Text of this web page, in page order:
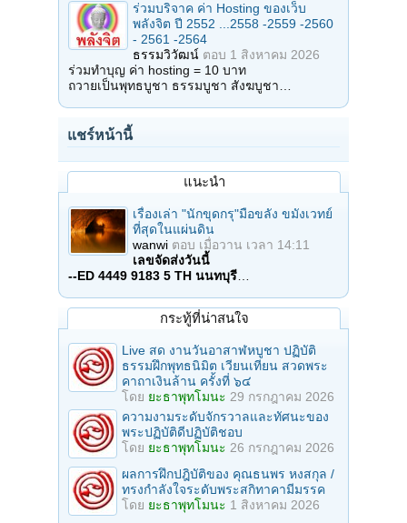
ร่วมบริจาค ค่า Hosting ของเว็บ
พลังจิต ปี 2552 ...2558 -2559 -2560
- 2561 -2564
ธรรมวิวัฒน์ ตอบ 1 สิงหาคม 2026
ร่วมทำบุญ ค่า hosting = 10 บาท
ถวายเป็นพุทธบูชา ธรรมบูชา สังฆบูชา…
แชร์หน้านี้
แนะนำ
เรื่องเล่า "นักขุดกรุ"มือขลัง ขมังเวทย์
ที่สุดในแผ่นดิน
wanwi ตอบ เมื่อวาน เวลา 14:11
เลขจัดส่งวันนี้
--ED 4449 9183 5 TH นนทบุรี…
กระทู้ที่น่าสนใจ
Live สด งานวันอาสาฬหบูชา ปฏิบัติ
ธรรมฝึกพุทธนิมิต เวียนเทียน สวดพระ
คาถาเงินล้าน ครั้งที่ ๖๔
โดย ยะธาพุทโมนะ 29 กรกฎาคม 2026
ความงามระดับจักรวาลและทัศนะของ
พระปฏิบัติดีปฏิบัติชอบ
โดย ยะธาพุทโมนะ 26 กรกฎาคม 2026
ผลการฝึกปฎิบัติของ คุณธนพร หงสกุล /
ทรงกำลังใจระดับพระสกิทาคามีมรรค
โดย ยะธาพุทโมนะ 1 สิงหาคม 2026